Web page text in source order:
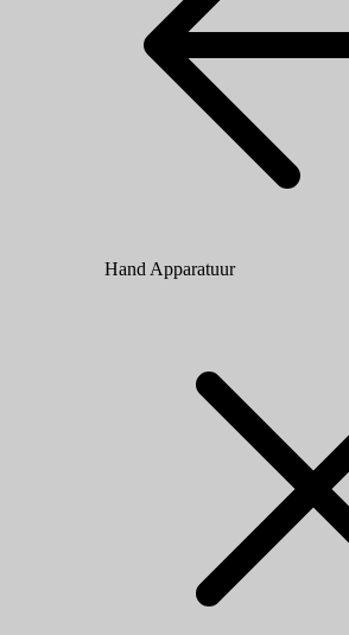
Hand Apparatuur